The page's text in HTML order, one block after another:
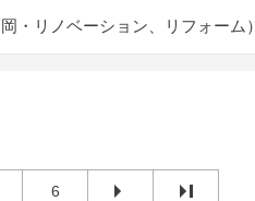
・リノベーション、リフォーム）
6